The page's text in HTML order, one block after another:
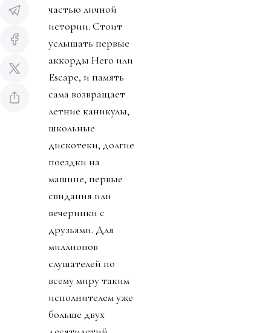
частью личной
истории. Стоит
услышать первые
аккорды Hero или
Escape, и память
сама возвращает
летние каникулы,
школьные
дискотеки, долгие
поездки на
машине, первые
свидания или
вечеринки с
друзьями. Для
миллионов
слушателей по
всему миру таким
исполнителем уже
больше двух